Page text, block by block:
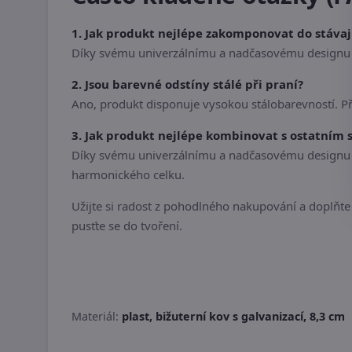
1. Jak produkt nejlépe zakomponovat do
Díky svému univerzálnímu a nadčasovému
2. Jsou barevné odstíny stálé při praní?
Ano, produkt disponuje vysokou stálobarevností.
3. Jak produkt nejlépe kombinovat s ostatním
Díky svému univerzálnímu a nadčasovému
harmonického celku.
Užijte si radost z pohodlného nakupování a
pusťte se do tvoření.
Materiál: plast, bižuterní kov s galvanizací, 8,3 cm